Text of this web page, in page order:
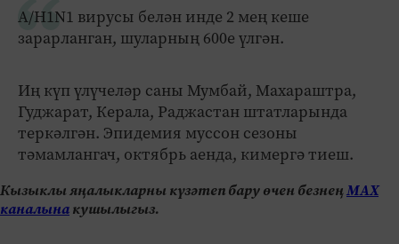
A/H1N1 вирусы белән инде 2 мең кеше
зарарланган, шуларның 600е үлгән.
Иң күп үлүчеләр саны Мумбай, Махараштра,
Гуджарат, Керала, Раджастан штатларында
теркәлгән. Эпидемия муссон сезоны
тәмамлангач, октябрь аенда, кимергә тиеш.
Кызыклы яңалыкларны күзәтеп бару өчен безнеңМАХ
каналынакушылыгыз.